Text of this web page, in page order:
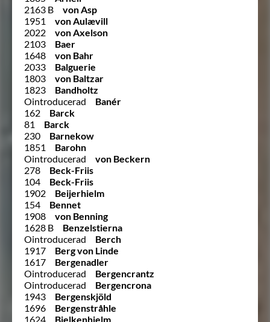
2163 B
von Asp
1951
von Aulævill
2022
von Axelson
2103
Baer
1648
von Bahr
2033
Balguerie
1803
von Baltzar
1823
Bandholtz
Ointroducerad
Banér
162
Barck
81
Barck
230
Barnekow
1851
Barohn
Ointroducerad
von Beckern
278
Beck-Friis
104
Beck-Friis
1902
Beijerhielm
154
Bennet
1908
von Benning
1628 B
Benzelstierna
Ointroducerad
Berch
1917
Berg von Linde
1617
Bergenadler
Ointroducerad
Bergencrantz
Ointroducerad
Bergencrona
1943
Bergenskjöld
1696
Bergenstråhle
1624
Bielkenhielm